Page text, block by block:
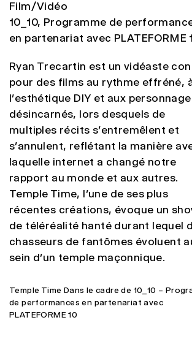
Film/Vidéo
10_10, Programme de
en partenariat avec PLATEFORME
Ryan Trecartin est un vidéaste
pour des films au rythme effréné,
l’esthétique DIY et aux
désincarnés, lors desquels de
multiples récits s’entremêlent et
s’annulent, reflétant la manière
laquelle internet a changé notre
rapport au monde et aux autres.
Temple Time, l’une de ses plus
récentes créations, évoque un
de téléréalité hanté durant lequel
chasseurs de fantômes évoluent
sein d’un temple maçonnique.
Temple Time Dans le cadre de 10_10 –
de performances en partenariat avec
PLATEFORME 10